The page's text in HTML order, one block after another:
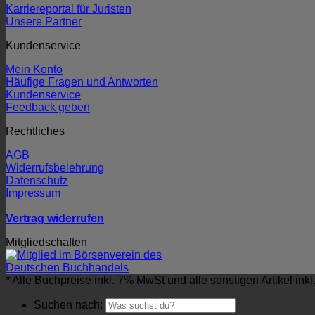
Karriereportal für Juristen
Unsere Partner
Kundenservice
Mein Konto
Häufige Fragen und Antworten
Kundenservice
Feedback geben
Rechtliches
AGB
Widerrufsbelehrung
Datenschutz
Impressum
Vertrag widerrufen
Mitgliedschaften
* Alle Buchpreise inkl. 7% MwSt und alle sonstigen Artikel
Suchen nach: